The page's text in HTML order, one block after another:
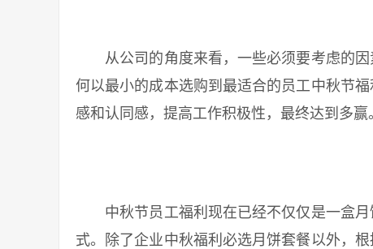
从公司的角度来看，一些必须要考虑的因
何以最小的成本选购到最适合的员工中秋节
感和认同感，提高工作积极性，最终达到多赢
中秋节员工福利现在已经不仅仅是一盒月
式。除了企业中秋福利必选月饼套餐以外，